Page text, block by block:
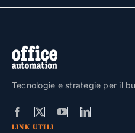
Tecnologie e strategie per il
LINK UTILI